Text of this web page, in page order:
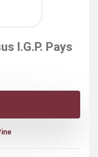
I.G.P. Pays